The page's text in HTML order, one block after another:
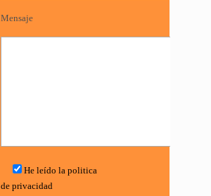
Mensaje
He leído la politica
de privacidad